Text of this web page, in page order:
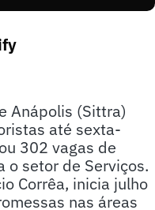
Anápolis (Sittra)
até sexta-
302 vagas de
o setor de Serviços.
Corrêa, inicia julho
nas áreas